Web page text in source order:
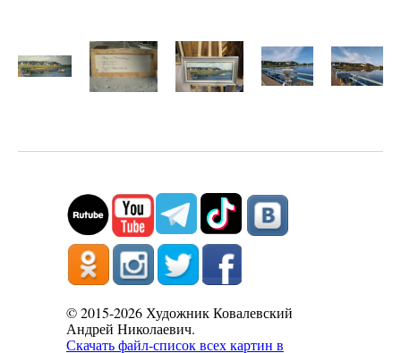
© 2015-2026 Художник Ковалевский
Андрей Николаевич.
Скачать файл-список всех картин в